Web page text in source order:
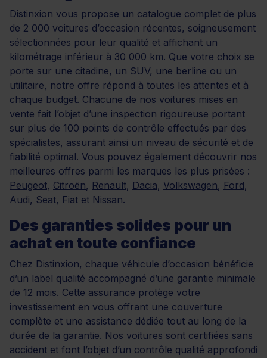
Distinxion vous propose un catalogue complet de plus
de 2 000 voitures d’occasion récentes, soigneusement
sélectionnées pour leur qualité et affichant un
kilométrage inférieur à 30 000 km. Que votre choix se
porte sur une citadine, un SUV, une berline ou un
utilitaire, notre offre répond à toutes les attentes et à
chaque budget. Chacune de nos voitures mises en
vente fait l’objet d’une inspection rigoureuse portant
sur plus de 100 points de contrôle effectués par des
spécialistes, assurant ainsi un niveau de sécurité et de
fiabilité optimal. Vous pouvez également découvrir nos
meilleures offres parmi les marques les plus prisées :
Peugeot, Citroën, Renault, Dacia, Volkswagen, Ford,
Audi, Seat, Fiat et Nissan.
Des garanties solides pour un
achat en toute confiance
Chez Distinxion, chaque véhicule d’occasion bénéficie
d’un label qualité accompagné d’une garantie minimale
de 12 mois. Cette assurance protège votre
investissement en vous offrant une couverture
complète et une assistance dédiée tout au long de la
durée de la garantie. Nos voitures sont certifiées sans
accident et font l’objet d’un contrôle qualité approfondi